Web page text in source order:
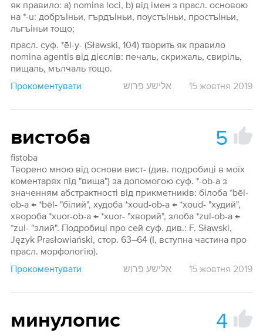
як правило: a) nomina loci, b) від імен з прасл. основою
на *-u: добръіньи, гърдъіньи, поустъіньи, простъіньи,
льгъіньи тощо;
прасл. суф. *ēl-y- (Sławski, 104) творить як правило
nomina agentis від дієслів: печаль, скрижаль, свиріль,
пищаль, мълчаль тощо.
Прокоментувати
אלישע פרוש 15 жовтня 2019
вистоба 5
fistoba
Творено мною від основи вист- (див. подробиці в моїх
коментарях під "вища") за допомогою суф. *-ob-a з
значенням абстрактності від прикметників: білоба *bēl-
ob-a ← *bēl- "білий", худоба *xoud-ob-a ← *xoud- "худий",
хвороба *xuor-ob-a ← *xuor- "хворий", злоба *zul-ob-a ←
*zul- "злий". Подробиці про сей суф. див.: F. Sławski,
Język Prasłowiański, стор. 63–64 (І, вступна частина про
прасл. морфологію).
Прокоментувати
אלישע פרוש 15 жовтня 2019
минулопис 4